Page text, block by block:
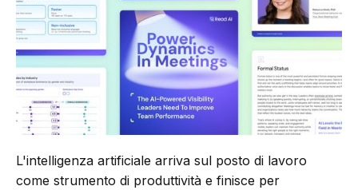
L'intelligenza artificiale arriva sul posto di lavoro
come strumento di produttività e finisce per